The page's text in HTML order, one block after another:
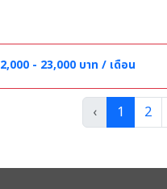
เพศชาย - หญิง สัญชาติไทย อายุ
วุฒิ ม.3 ขึ้นไปหรือ ปวช.เทียบเท่า ไ
4.บุคลิกภาพและมนุษยสัมพันธ์ดี
5.มีความรับผิดชอบ ซื่อสัตย์ กระตือ
- 23,000 บาท / เดือน
‹ 1 2